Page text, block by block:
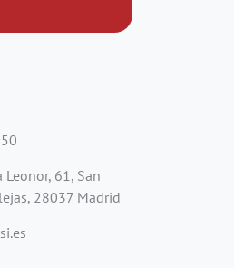
Leonor, 61, San
28037 Madrid